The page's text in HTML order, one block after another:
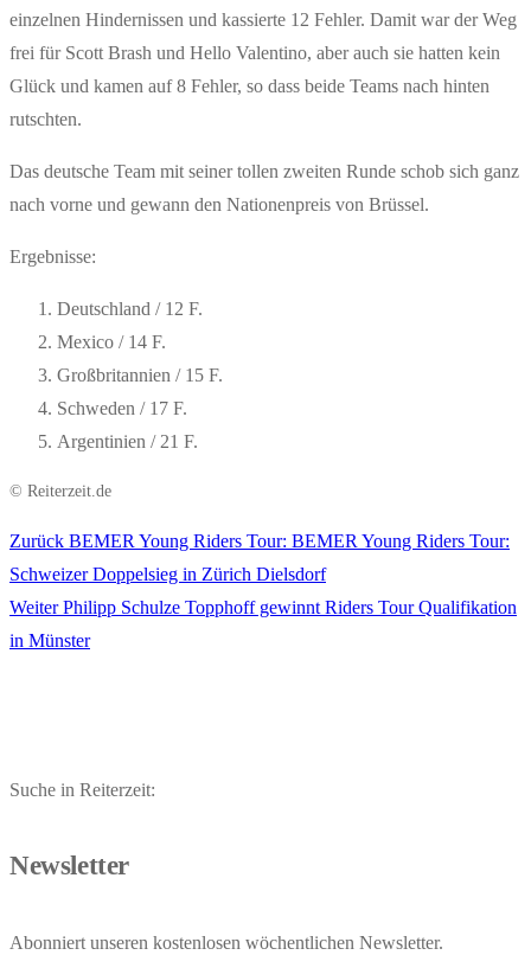
einzelnen Hindernissen und kassierte 12 Fehler. Damit war der Weg
frei für Scott Brash und Hello Valentino, aber auch sie hatten kein
Glück und kamen auf 8 Fehler, so dass beide Teams nach hinten
rutschten.
Das deutsche Team mit seiner tollen zweiten Runde schob sich ganz
nach vorne und gewann den Nationenpreis von Brüssel.
Ergebnisse:
Deutschland / 12 F.
Mexico / 14 F.
Großbritannien / 15 F.
Schweden / 17 F.
Argentinien / 21 F.
© Reiterzeit.de
Beitragsnavigation
Zurück Vorheriger
Beitrag:
BEMER Young Riders Tour: BEMER Young Riders Tour:
Schweizer Doppelsieg in Zürich Dielsdorf
Weiter Nächster
Beitrag:
Philipp Schulze Topphoff gewinnt Riders Tour Qualifikation
in Münster
Suche in Reiterzeit:
Newsletter
Abonniert unseren kostenlosen wöchentlichen Newsletter.